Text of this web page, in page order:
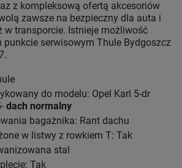
z kompleksową ofertą akcesoriów
zawsze na bezpieczny dla auta i
w transporcie. Istnieje możliwość
serwisowym Thule Bydgoszcz
do modelu: Opel Karl 5-dr
dach normalny
bagażnika: Rant dachu
w listwy z rowkiem T: Tak
stal
Tak